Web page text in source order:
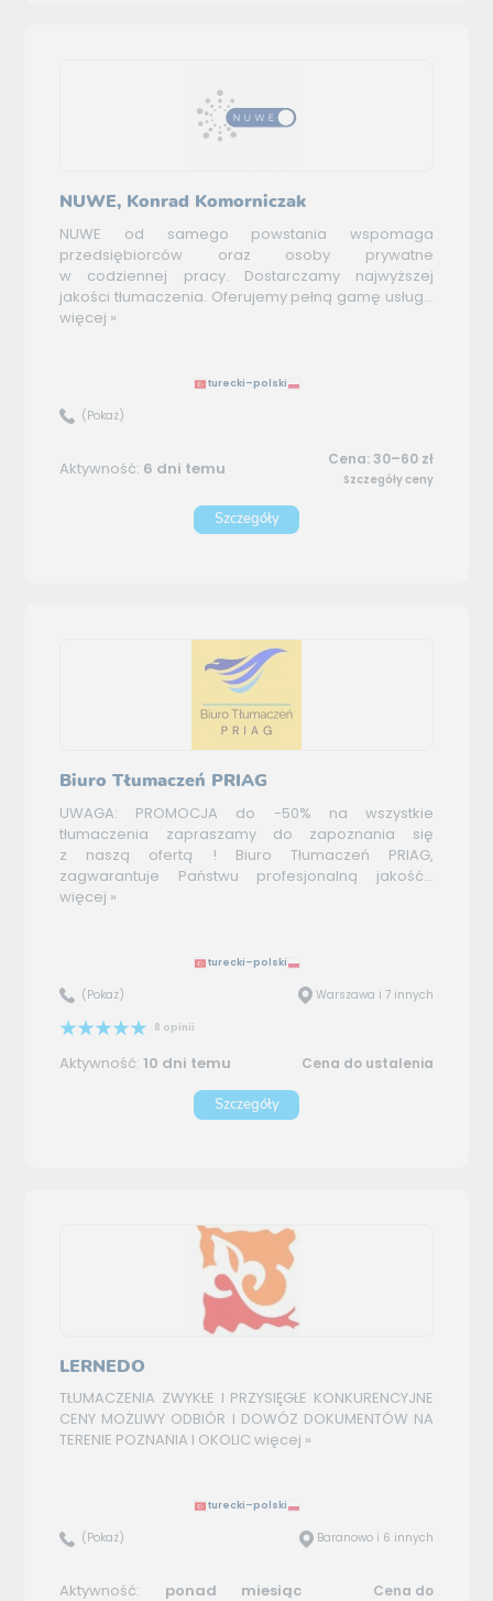
NUWE, Konrad Komorniczak
NUWE od samego powstania wspomaga
przedsiębiorców oraz osoby prywatne
w codziennej pracy. Dostarczamy najwyższej
jakości tłumaczenia. Oferujemy pełną gamę usług...
więcej »
turecki–polski
(Pokaż)
Aktywność: 6 dni temu Cena: 30–60 zł
Szczegóły ceny
Szczegóły
Biuro Tłumaczeń PRIAG
UWAGA: PROMOCJA do -50% na wszystkie
tłumaczenia zapraszamy do zapoznania się
z naszą ofertą ! Biuro Tłumaczeń PRIAG,
zagwarantuje Państwu profesjonalną jakość...
więcej »
turecki–polski
(Pokaż) Warszawa i 7 innych
8 opinii
Aktywność:10 dni temu Cena do ustalenia
Szczegóły
LERNEDO
TŁUMACZENIA ZWYKŁE I PRZYSIĘGŁE KONKURENCYJNE
CENY MOŻLIWY ODBIÓR I DOWÓZ DOKUMENTÓW NA
TERENIE POZNANIA I OKOLIC więcej »
turecki–polski
(Pokaż) Baranowo i 6 innych
Aktywność: ponad miesiąc
Cena do